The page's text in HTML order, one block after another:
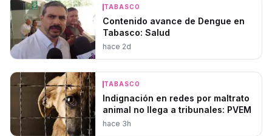
TABASCO
Contenido avance de Dengue en
Tabasco: Salud
hace 2d
TABASCO
Indignación en redes por maltrato
animal no llega a tribunales: PVEM
hace 3h